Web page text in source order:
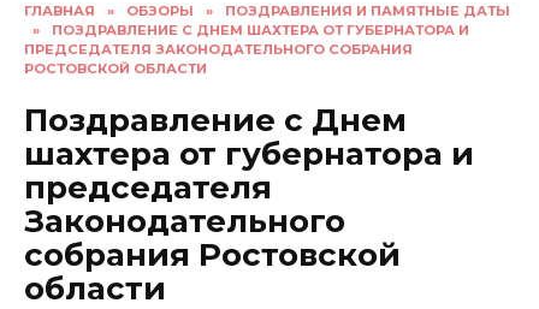
ГЛАВНАЯ » ОБЗОРЫ »
ПОЗДРАВЛЕНИЯ И ПАМЯТНЫЕ ДАТЫ
»
ПОЗДРАВЛЕНИЕ С ДНЕМ ШАХТЕРА ОТ ГУБЕРНАТОРА И
ПРЕДСЕДАТЕЛЯ ЗАКОНОДАТЕЛЬНОГО СОБРАНИЯ
РОСТОВСКОЙ ОБЛАСТИ
Поздравление с Днем
шахтера от губернатора и
председателя
Законодательного
собрания Ростовской
области